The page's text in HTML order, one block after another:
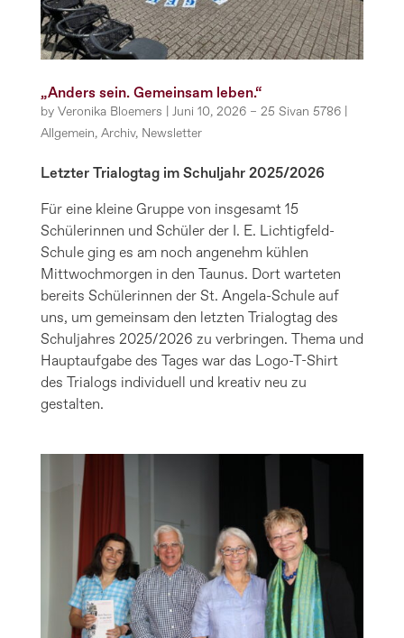
„Anders sein. Gemeinsam leben.“
by Veronika Bloemers Juni 10, 2026 – 25 Sivan 5786|
Allgemein, Archiv, Newsletter
Letzter Trialogtag im Schuljahr 2025/2026
Für eine kleine Gruppe von insgesamt 15
Schülerinnen und Schüler der I. E. Lichtigfeld-
Schule ging es am noch angenehm kühlen
Mittwochmorgen in den Taunus. Dort warteten
bereits Schülerinnen der St. Angela-Schule auf
uns, um gemeinsam den letzten Trialogtag des
Schuljahres 2025/2026 zu verbringen. Thema und
Hauptaufgabe des Tages war das Logo-T-Shirt
des Trialogs individuell und kreativ neu zu
gestalten.